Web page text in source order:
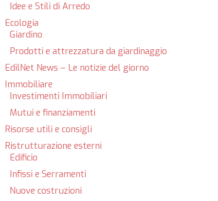
Idee e Stili di Arredo
Ecologia
Giardino
Prodotti e attrezzatura da giardinaggio
EdilNet News – Le notizie del giorno
Immobiliare
Investimenti Immobiliari
Mutui e finanziamenti
Risorse utili e consigli
Ristrutturazione esterni
Edificio
Infissi e Serramenti
Nuove costruzioni